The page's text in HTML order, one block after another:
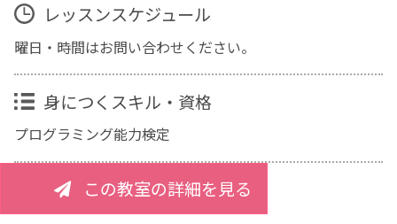
レッスンスケジュール
曜日・時間はお問い合わせください。
身につくスキル・資格
プログラミング能力検定
この教室の詳細を見る